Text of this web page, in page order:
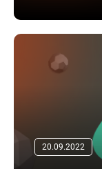
20.09.2022